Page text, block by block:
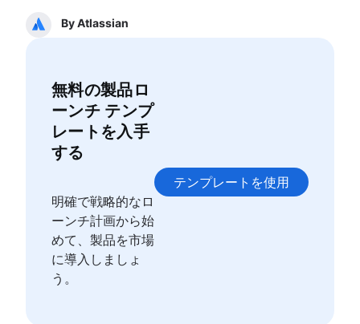
スクラム マスター
スクラムの役割
スクラム・オブ・スクラムズ
アジャイル スクラム アーティファクト
スクラム指標
Jira と Confluence でのスクラム
アジャイル vs. スクラム
バックログ・リファインメント
スクラム マスターとプロジェクト マネージャー
カンプラン
アジャイルワークフロー
アジャイル エピック
ユーザーストーリー
ストーリーポイントと見積もり
タスク管理ツール
アジャイル指標
ガント チャート
無料のプロジェクト管理ソフトウェア
プログラム マネージャーとプロジェクト マネー
ー
プロジェクト ベースライン
プロダクト マネジメントとは
新任製品マネージャーのためのヒント
アジャイル ロードマップ
製品ロードマップのプレゼンテーション
製品要件
リモートでの製品管理
最低限の機能を持った製品
プロダクト ディスカバリー
製品仕様
By Atlassian
無料の製品ロ
ーンチ テンプ
レートを入手
する
明確で戦略的なロ
ーンチ計画から始
めて、製品を市場
に導入しましょ
う。
テンプレートを使用